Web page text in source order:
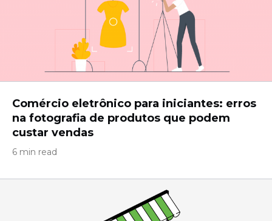
Comércio eletrônico para iniciantes: erros
na fotografia de produtos que podem
custar vendas
6 min read